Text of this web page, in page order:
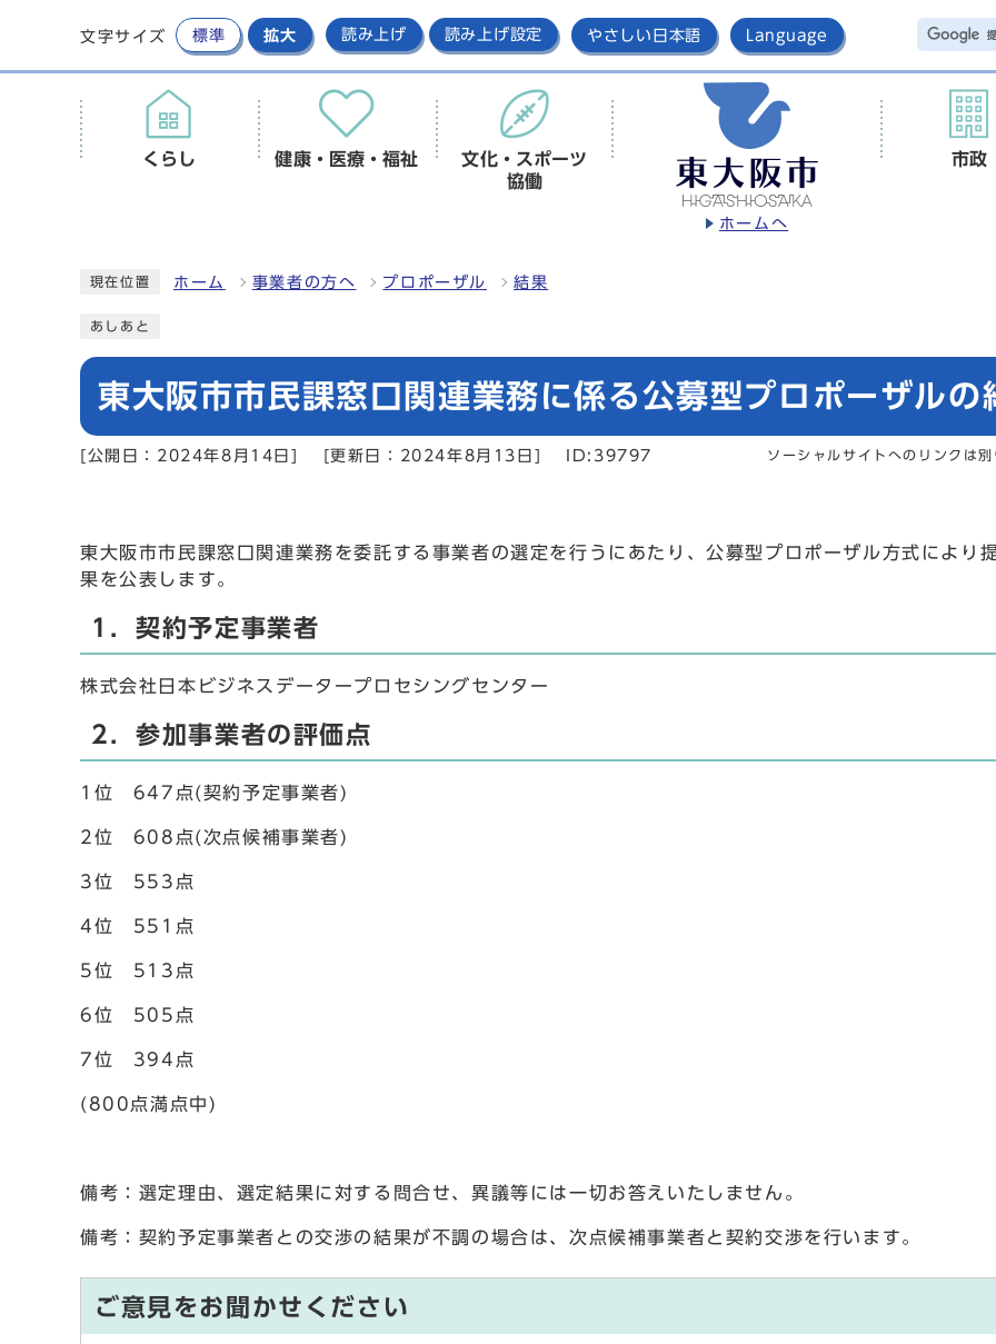
文字サイズ 標準 拡大 読み上げ 読み上げ設定 やさしい日本語 Language
ホームへ
くらし 健康・医療・福祉
文化・スポーツ
協働
市政
現在位置 ホーム 事業者の方へ プロポーザル 結果
あしあと
東大阪市市民課窓口関連業務に係る公募型プロポーザルの
[公開日：2024年8月14日] [更新日：2024年8月13日] ID:39797 ソーシャルサイトへのリンクは
東大阪市市民課窓口関連業務を委託する事業者の選定を行うにあたり、公募型プロポーザル方式により
果を公表します。
1．契約予定事業者
株式会社日本ビジネスデータープロセシングセンター
2．参加事業者の評価点
1位 647点(契約予定事業者)
2位 608点(次点候補事業者)
3位 553点
4位 551点
5位 513点
6位 505点
7位 394点
(800点満点中)
備考：選定理由、選定結果に対する問合せ、異議等には一切お答えいたしません。
備考：契約予定事業者との交渉の結果が不調の場合は、次点候補事業者と契約交渉を行います。
ご意見をお聞かせください